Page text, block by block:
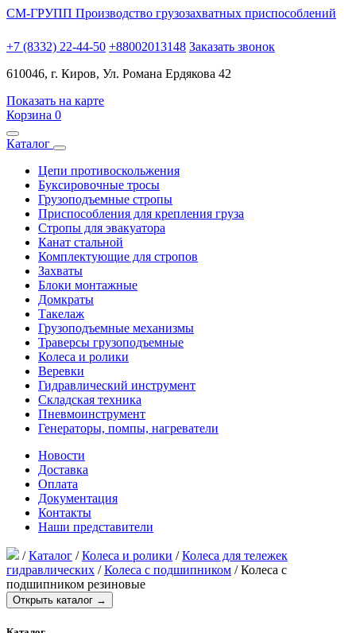
СМ-ГРУПП Производство грузозахватных приспособлений
+7 (8332) 22-44-50 +88002013148 Заказать звонок
610046, г. Киров, Ул. Романа Ердякова 42
Показать на карте
Корзина 0
Каталог
Цепи противоскольжения
Буксировочные тросы
Грузоподъемные стропы
Приспособления для крепления груза
Стропы для эвакуатора
Канат стальной
Комплектующие для стропов
Захваты
Блоки монтажные
Домкраты
Такелаж
Грузоподъемные механизмы
Траверсы грузоподъемные
Колеса и ролики
Веревки
Гидравлический инструмент
Складская техника
Пневмоинструмент
Генераторы, помпы, нагреватели
Новости
Доставка
Оплата
Документация
Контакты
Наши представители
/Каталог /Колеса и ролики /Колеса для тележек
гидравлических /Колеса с подшипником /Колеса с
подшипником резиновые
Открыть каталог →